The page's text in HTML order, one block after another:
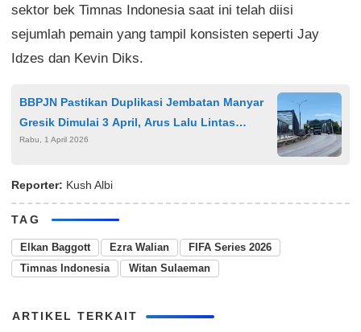
sektor bek Timnas Indonesia saat ini telah diisi
sejumlah pemain yang tampil konsisten seperti Jay
Idzes dan Kevin Diks.
BBPJN Pastikan Duplikasi Jembatan Manyar
Gresik Dimulai 3 April, Arus Lalu Lintas
Dialihkan Total hingga Agustus
Rabu, 1 April 2026
Reporter: Kush Albi
TAG
Elkan Baggott Ezra Walian
FIFA Series 2026
Timnas Indonesia
Witan Sulaeman
ARTIKEL TERKAIT